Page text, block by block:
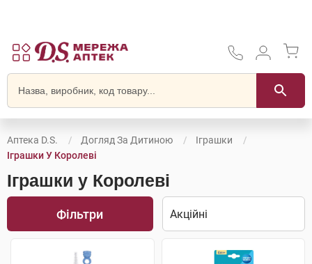
Аптека D.S. Догляд За Дитиною
Іграшки
Іграшки У Королеві
Іграшки у Королеві
Фільтри